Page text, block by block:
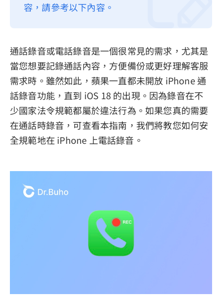
隱私權政策
容，請參考以下內容。
通話錄音或電話錄音是一個很常見的需求，尤其是
當您想要記錄通話內容，方便備份或更好理解客服
需求時。雖然如此，蘋果一直都未開放 iPhone 通
話錄音功能，直到 iOS 18 的出現。因為錄音在不
少國家法令規範都屬於違法行為。如果您真的需要
在通話時錄音，可查看本指南，我們將教您如何安
全規範地在 iPhone 上電話錄音。